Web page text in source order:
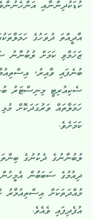
ކުޑަކުދިންނާއި
ޒަޚަމްވި ކަމަށް ލުބުނާނު
ބުނެފައި ވާއިރު،
ސެކިއުރިޓީ މިނިސްޓަރު
ހަމަލާތައް ވަރުގަދަކޮށް
ކަމަށެވެ.
ލުބުނާނުގެ ދެކުނުގެ
ދިއުމުގެ ސަބަބުން
މުއްދަތަކަށް އިސްތިއުމާރު
އުފެދިފައި ވެއެވެ.